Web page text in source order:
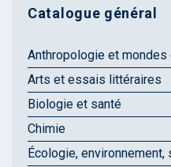
Catalogue général
Anthropologie et mondes
Arts et essais littéraires
Biologie et santé
Chimie
Écologie,